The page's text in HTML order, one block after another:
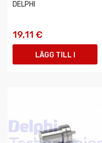
DELPHI
19,11 €
LÄGG TILL I